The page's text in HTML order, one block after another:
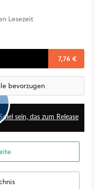
Lesezeit
7,76 €
bevorzugen
15:01
sein, das zum Release